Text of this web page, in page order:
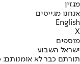
מגזין
אנחנו מגייסים
English
X
מוספים
ישראל השבוע
תורתם כבר לא אומנותם: